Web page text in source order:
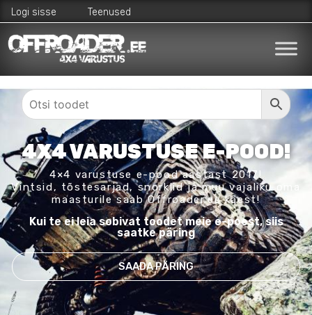
Logi sisse Teenused
4X4 VARUSTUSE E-POOD!
4×4 varustuse e-pood aastast 2017!
Vintsid, tõstesarjad, snorklid ja muu vajaliku oma
maasturile saab Offroader.ee käest!
Kui te ei leia sobivat toodet meie e-poest, siis
saatke päring
SAADA PÄRING